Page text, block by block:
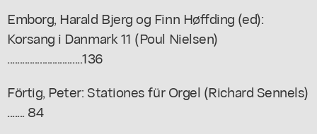
Emborg, Harald Bjerg og Finn Høffding (ed):
Korsang i Danmark 11 (Poul Nielsen)
..............................136
Förtig, Peter: Stationes für Orgel (Richard Sennels)
....... 84